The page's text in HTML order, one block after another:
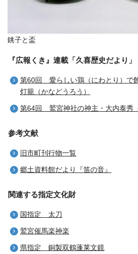
銚子と盃
『広報くき』連載「久喜歴史だより」
第60回 愛らしい鶏（にわとり）で
灯籠（かなどうろう）
第64回 鷲宮神社の神主・大内泰秀
参考文献
旧市町刊行物一覧
郷土資料館だより『笛の音』
関連する指定文化財
国指定 太刀
鷲宮催馬楽神楽
県指定 銅製双鶴蓬莱文鏡